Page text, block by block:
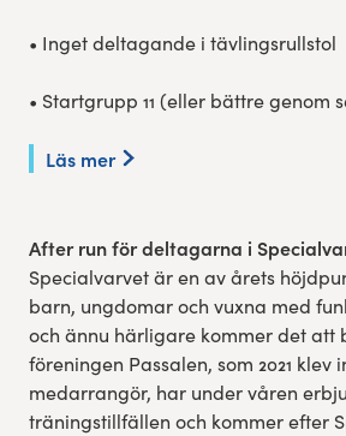
• Inget deltagande i tävlingsrullstol
• Startgrupp 11 (eller bättre genom
Läs mer
After run för deltagarna i
Specialvarvet är en av årets
barn, ungdomar och vuxna med
och ännu härligare kommer det att
föreningen Passalen, som 2021 klev
medarrangör, har under våren
träningstillfällen och kommer efter